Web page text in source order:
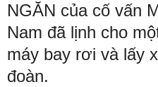
NGĂN của cố vấn
Nam đã lịnh cho
máy bay rơi và lấy
đoàn.